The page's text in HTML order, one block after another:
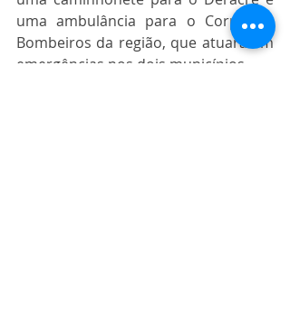
uma ambulância para o Corpo de
Bombeiros da região, que atuará em
emergências nos dois municípios.